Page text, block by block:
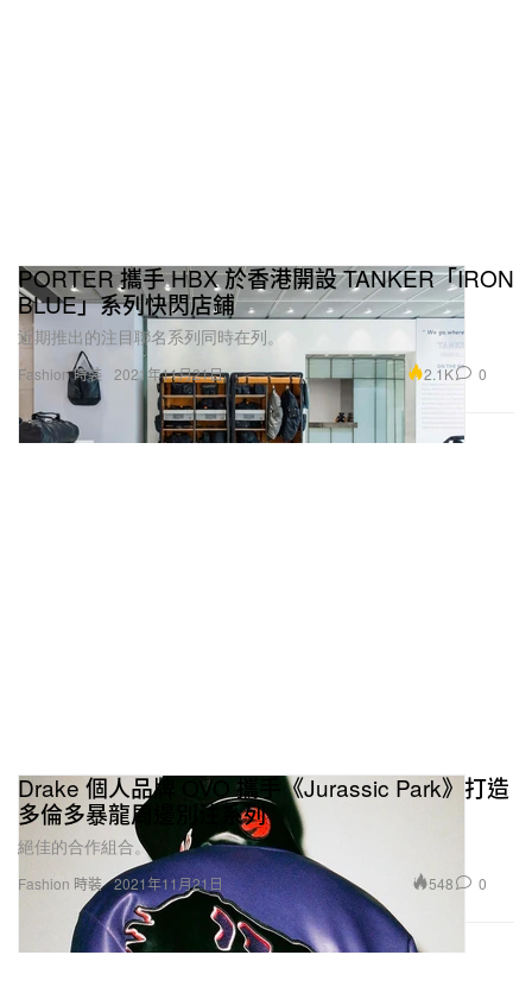
Fashion 時裝
PORTER 攜手 HBX 於香港開設 TANKER「IRON
BLUE」系列快閃店鋪
近期推出的注目聯名系列同時在列。
2021年11月21日 2.1K 0
Fashion 時裝
Drake 個人品牌 OVO 攜手《Jurassic Park》打造
多倫多暴龍周邊別注系列
絕佳的合作組合。
2021年11月21日 548 0